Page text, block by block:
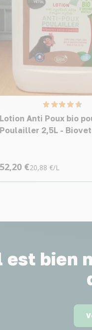
Lotion Anti Poux bio
Poulailler 2,5L -
52,20 €20,88 €/L
est bien